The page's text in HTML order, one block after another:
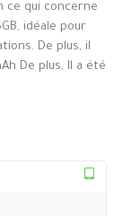
ce qui concerne
idéale pour
De plus, il
De plus, Il a été